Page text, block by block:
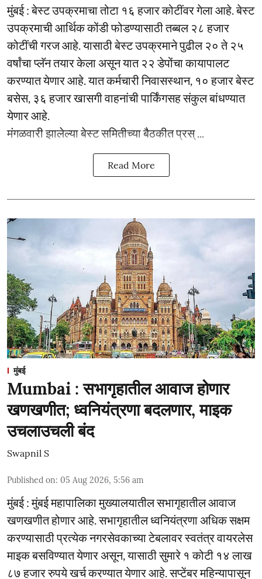
मुंबई : बेस्ट उपक्रमाचा तोटा १६ हजार कोटींवर गेला आहे. बेस्ट
उपक्रमाची आर्थिक कोंडी फोडण्यासाठी तब्बल २८ हजार
कोटींची गरज आहे. यासाठी बेस्ट उपक्रमाने पुढील २० ते २५
वर्षांचा प्लॅन तयार केला असून यात २२ डेपोंचा कायापालट
करण्यात येणार आहे. यात कर्मचारी निवासस्थान, १० हजार बेस्ट
बसेस, ३६ हजार खासगी वाहनांची पार्किंगसह संकुल बांधण्यात
येणार आहे.
मंगळवारी झालेल्या बेस्ट समितीच्या बैठकीत प्रस् ...
Read More
मुंबई
Mumbai : सभागृहातील आवाज होणार
खणखणीत; ध्वनियंत्रणा बदलणार, माइक
उचलाउचली बंद
Swapnil S
Published on: 05 Aug 2026, 5:56 am
मुंबई : मुंबई महापालिका मुख्यालयातील सभागृहातील आवाज
खणखणीत होणार आहे. सभागृहातील ध्वनियंत्रणा अधिक सक्षम
करण्यासाठी प्रत्येक नगरसेवकाच्या टेबलावर स्वतंत्र वायरलेस
माइक बसविण्यात येणार असून, यासाठी सुमारे १ कोटी १४ लाख
८७ हजार रुपये खर्च करण्यात येणार आहे. सप्टेंबर महिन्यापासून